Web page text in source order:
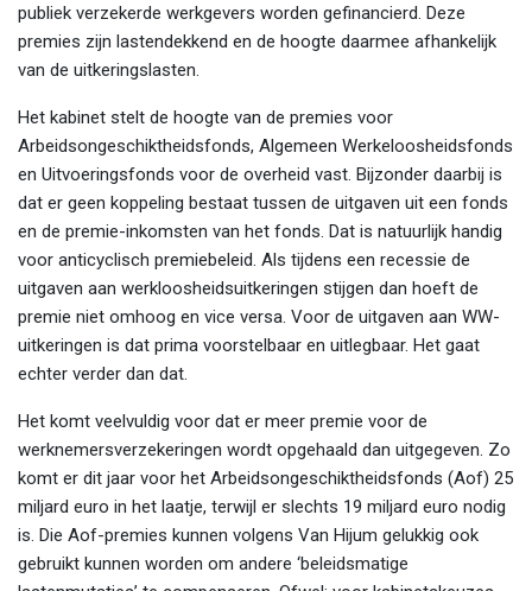
publiek verzekerde werkgevers worden gefinancierd. Deze
premies zijn lastendekkend en de hoogte daarmee afhankelijk
van de uitkeringslasten.
Het kabinet stelt de hoogte van de premies voor
Arbeidsongeschiktheidsfonds, Algemeen Werkeloosheidsfonds
en Uitvoeringsfonds voor de overheid vast. Bijzonder daarbij is
dat er geen koppeling bestaat tussen de uitgaven uit een fonds
en de premie-inkomsten van het fonds. Dat is natuurlijk handig
voor anticyclisch premiebeleid. Als tijdens een recessie de
uitgaven aan werkloosheidsuitkeringen stijgen dan hoeft de
premie niet omhoog en vice versa. Voor de uitgaven aan WW-
uitkeringen is dat prima voorstelbaar en uitlegbaar. Het gaat
echter verder dan dat.
Het komt veelvuldig voor dat er meer premie voor de
werknemersverzekeringen wordt opgehaald dan uitgegeven. Zo
komt er dit jaar voor het Arbeidsongeschiktheidsfonds (Aof) 25
miljard euro in het laatje, terwijl er slechts 19 miljard euro nodig
is. Die Aof-premies kunnen volgens Van Hijum gelukkig ook
gebruikt kunnen worden om andere ‘beleidsmatige